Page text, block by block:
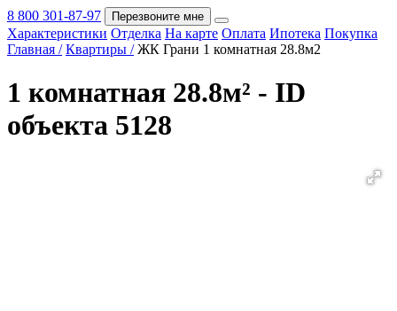
Покупка
8 800 301-87-97 Перезвоните мне
Характеристики Отделка На карте Оплата Ипотека Покупка
Главная / Квартиры / ЖК Грани 1 комнатная 28.8м2
1 комнатная 28.8м² - ID
объекта 5128